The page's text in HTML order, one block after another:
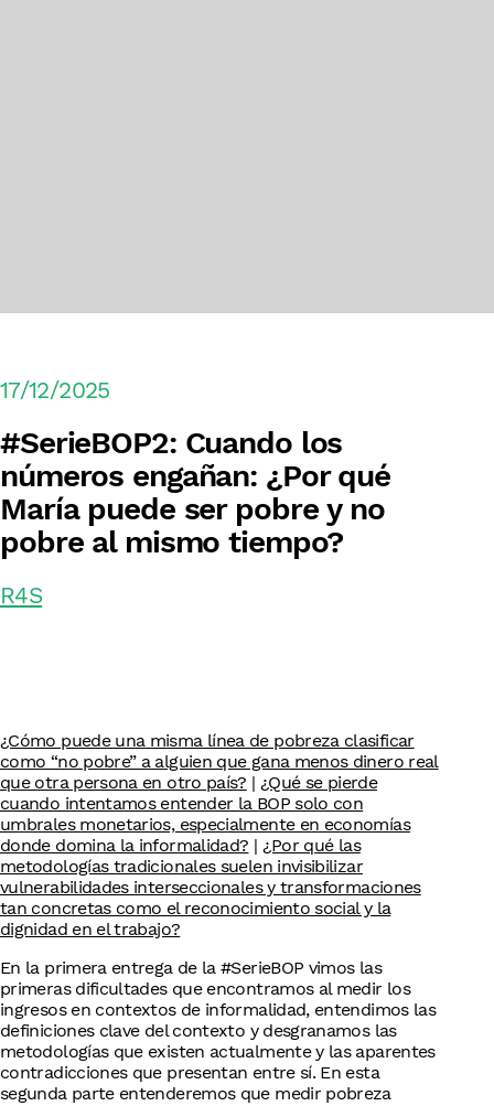
17/12/2025
#SerieBOP2: Cuando los
números engañan: ¿Por qué
María puede ser pobre y no
pobre al mismo tiempo?
R4S
¿Cómo puede una misma línea de pobreza clasificar
como “no pobre” a alguien que gana menos dinero real
que otra persona en otro país? | ¿Qué se pierde
cuando intentamos entender la BOP solo con
umbrales monetarios, especialmente en economías
donde domina la informalidad? | ¿Por qué las
metodologías tradicionales suelen invisibilizar
vulnerabilidades interseccionales y transformaciones
tan concretas como el reconocimiento social y la
dignidad en el trabajo?
En la primera entrega de la #SerieBOP vimos las
primeras dificultades que encontramos al medir los
ingresos en contextos de informalidad, entendimos las
definiciones clave del contexto y desgranamos las
metodologías que existen actualmente y las aparentes
contradicciones que presentan entre sí. En esta
segunda parte entenderemos que medir pobreza